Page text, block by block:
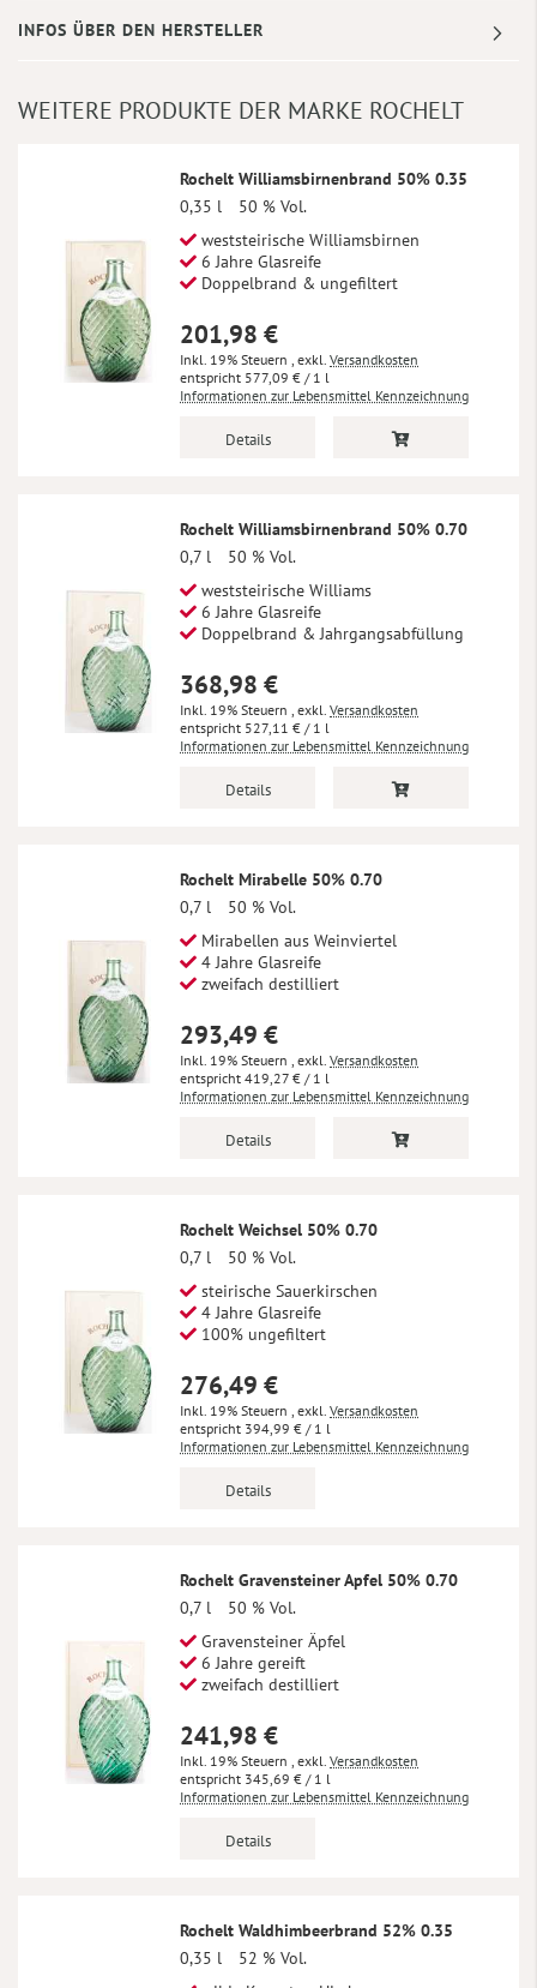
INFOS ÜBER DEN HERSTELLER
WEITERE PRODUKTE DER MARKE ROCHELT
Rochelt Williamsbirnenbrand 50% 0.35
0,35 l
50 % Vol.
weststeirische Williamsbirnen
6 Jahre Glasreife
Doppelbrand & ungefiltert
201,98 €
Inkl. 19% Steuern , exkl. Versandkosten
577,09 € / 1 l
Informationen zur Lebensmittel Kennzeichnung
Details
Rochelt Williamsbirnenbrand 50% 0.70
0,7 l
50 % Vol.
weststeirische Williams
6 Jahre Glasreife
Doppelbrand & Jahrgangsabfüllung
368,98 €
Inkl. 19% Steuern , exkl. Versandkosten
527,11 € / 1 l
Informationen zur Lebensmittel Kennzeichnung
Details
Rochelt Mirabelle 50% 0.70
0,7 l
50 % Vol.
Mirabellen aus Weinviertel
4 Jahre Glasreife
zweifach destilliert
293,49 €
Inkl. 19% Steuern , exkl. Versandkosten
419,27 € / 1 l
Informationen zur Lebensmittel Kennzeichnung
Details
Rochelt Weichsel 50% 0.70
0,7 l
50 % Vol.
steirische Sauerkirschen
4 Jahre Glasreife
100% ungefiltert
276,49 €
Inkl. 19% Steuern , exkl. Versandkosten
394,99 € / 1 l
Informationen zur Lebensmittel Kennzeichnung
Details
Rochelt Gravensteiner Apfel 50% 0.70
0,7 l
50 % Vol.
Gravensteiner Äpfel
6 Jahre gereift
zweifach destilliert
241,98 €
Inkl. 19% Steuern , exkl. Versandkosten
345,69 € / 1 l
Informationen zur Lebensmittel Kennzeichnung
Details
Rochelt Waldhimbeerbrand 52% 0.35
0,35 l
52 % Vol.